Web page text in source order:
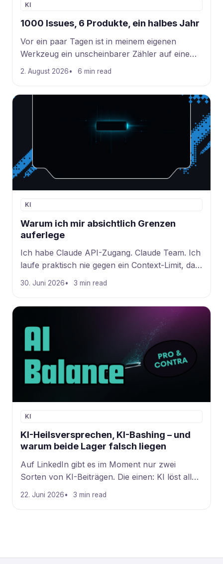
KI
1000 Issues, 6 Produkte, ein halbes Jahr
Vor ein paar Tagen ist in meinem eigenen
Werkzeug ein unscheinbarer Zähler auf eine
runde Zahl gesprungen: das tausendste Issue.
2. August 2026 6 min read
KI
Warum ich mir absichtlich Grenzen
auferlege
Ich habe Claude API-Zugang. Claude Team. Ich
laufe praktisch nie gegen ein Context-Limit, das
mich wirklich bremst. 150.
30. Juni 2026 3 min read
KI
KI-Heilsversprechen, KI-Bashing – und
warum beide Lager falsch liegen
Auf LinkedIn gibt es im Moment nur zwei
Sorten von KI-Beiträgen. Die einen: KI löst alles,
ersetzt alle, in
22. Juni 2026 3 min read